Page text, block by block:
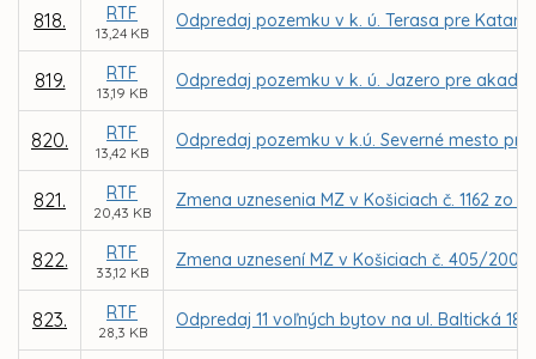
818. RTF
13,24 KB
Odpredaj pozemku v k. ú. Terasa pre
819. RTF
13,19 KB
Odpredaj pozemku v k. ú. Jazero pre akad.
820. RTF
13,42 KB
Odpredaj pozemku v k.ú. Severné mesto pre
821. RTF
20,43 KB
Zmena uznesenia MZ v Košiciach č. 1162 zo
822. RTF
33,12 KB
Zmena uznesení MZ v Košiciach č. 405/
823. RTF
28,3 KB
Odpredaj 11 voľných bytov na ul. Baltická 18